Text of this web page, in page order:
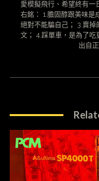
愛模擬飛行、希望終有一
右銘： 1.膽固醇跟美味是
絕對不能騙自己； 3.賣
文； 4.踩單車，是為了吃
出自